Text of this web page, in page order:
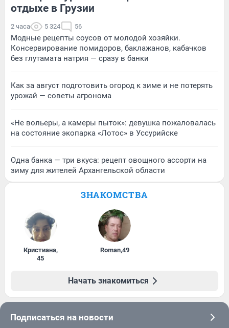
отдыхе в Грузии
2 часа 5 324 56
Модные рецепты соусов от молодой хозяйки.
Консервирование помидоров, баклажанов, кабачков
без глутамата натрия — сразу в банки
Как за август подготовить огород к зиме и не потерять
урожай — советы агронома
«Не вольеры, а камеры пыток»: девушка пожаловалась
на состояние экопарка «Лотос» в Уссурийске
Одна банка — три вкуса: рецепт овощного ассорти на
зиму для жителей Архангельской области
ЗНАКОМСТВА
Кристиана,
45
Roman,49
Начать знакомиться
Подписаться на новости